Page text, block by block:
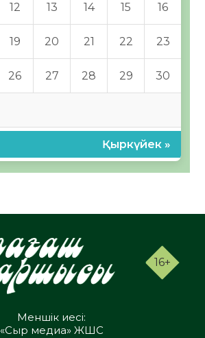
12 13 14 15 16
19 20 21 22 23
26 27 28 29 30
Қыркүйек »
16+
Меншік иесі:
«Сыр медиа» ЖШС